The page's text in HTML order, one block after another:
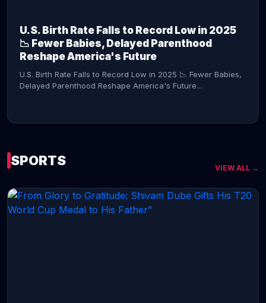
U.S. Birth Rate Falls to Record Low in 2025
📉 Fewer Babies, Delayed Parenthood
Reshape America's Future
U.S. Birth Rate Falls to Record Low in 2025 📉 Fewer Babies,
Delayed Parenthood Reshape America's Future...
SPORTS VIEW ALL →